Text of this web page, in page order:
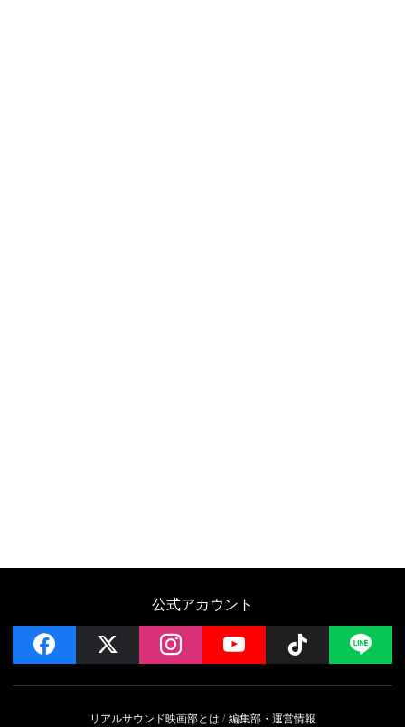
公式アカウント
facebook instagramYouTube Follow
リアルサウンド映画部とは 編集部・運営情報